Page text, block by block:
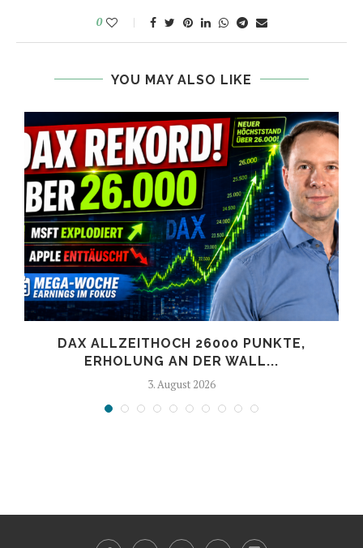
0
YOU MAY ALSO LIKE
DAX ALLZEITHOCH 26000 PUNKTE,
ERHOLUNG AN DER WALL...
3. August 2026